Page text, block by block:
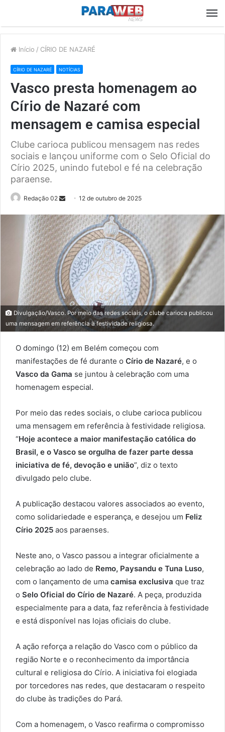
Início / CÍRIO DE NAZARÉ
CÍRIO DE NAZARÉ NOTÍCIAS
Vasco presta homenagem ao
Círio de Nazaré com
mensagem e camisa especial
Clube carioca publicou mensagem nas redes
sociais e lançou uniforme com o Selo Oficial do
Círio 2025, unindo futebol e fé na celebração
paraense.
Redação 02
Send
email
12 de outubro de 2025
Divulgação/Vasco. Por meio das redes sociais, o clube carioca publicou
uma mensagem em referência à festividade religiosa.
O domingo (12) em Belém começou com
manifestações de fé durante o Círio de Nazaré, e o
Vasco da Gama se juntou à celebração com uma
homenagem especial.
Por meio das redes sociais, o clube carioca publicou
uma mensagem em referência à festividade religiosa.
“Hoje acontece a maior manifestação católica do
Brasil, e o Vasco se orgulha de fazer parte dessa
iniciativa de fé, devoção e união”, diz o texto
divulgado pelo clube.
A publicação destacou valores associados ao evento,
como solidariedade e esperança, e desejou um Feliz
Círio 2025 aos paraenses.
Neste ano, o Vasco passou a integrar oficialmente a
celebração ao lado de Remo, Paysandu e Tuna Luso,
com o lançamento de uma camisa exclusiva que traz
o Selo Oficial do Círio de Nazaré. A peça, produzida
especialmente para a data, faz referência à festividade
e está disponível nas lojas oficiais do clube.
A ação reforça a relação do Vasco com o público da
região Norte e o reconhecimento da importância
cultural e religiosa do Círio. A iniciativa foi elogiada
por torcedores nas redes, que destacaram o respeito
do clube às tradições do Pará.
Com a homenagem, o Vasco reafirma o compromisso